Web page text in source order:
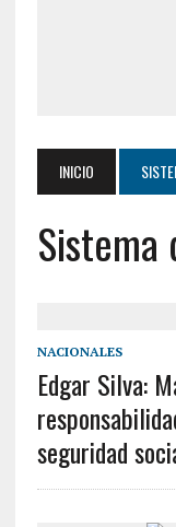
INICIO
Sistema
NACIONALES
Edgar Silva:
seguridad